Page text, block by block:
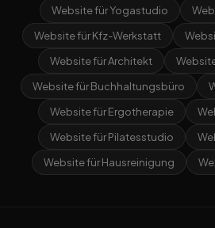
Website für Yogastudio
Website für Kfz-Werkstatt
Website für Architekt
Website für Buchhaltungsbüro
Website für Ergotherapie
Website für Pilatesstudio
Website für Hausreinigung